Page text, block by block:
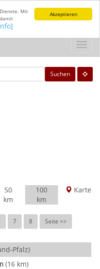
Akzeptieren
Mit
Suchen
50
km
100
km
Karte
7 8 Seite >>
Pfalz)
(16 km)